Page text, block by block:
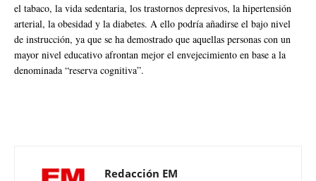
el tabaco, la vida sedentaria, los trastornos depresivos, la hipertensión
arterial, la obesidad y la diabetes. A ello podría añadirse el bajo nivel
de instrucción, ya que se ha demostrado que aquellas personas con un
mayor nivel educativo afrontan mejor el envejecimiento en base a la
denominada “reserva cognitiva”.
Redacción EM